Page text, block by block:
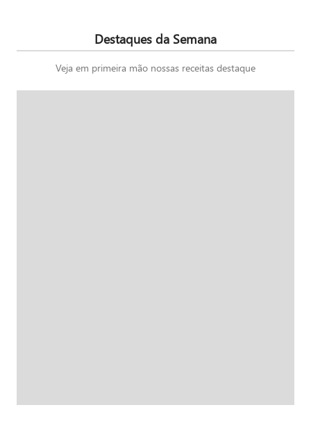
Destaques da Semana
Veja em primeira mão nossas receitas destaque